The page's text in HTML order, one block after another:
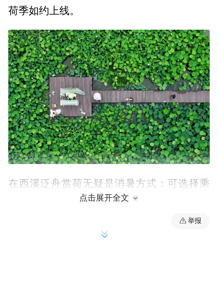
荷季如约上线。
在西溪泛舟赏荷无疑是消暑方式：可选择乘
坐电瓶船赏荷专线到达东关荷塘，轻纱曼
舞、亭台如画的国风仙苑，适合打卡拍照、
休闲漫步；亦可坐摇橹船探曲水通幽的藕花
点击展开全文
举报